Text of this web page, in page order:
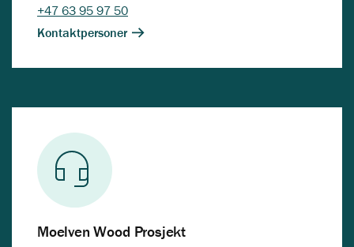
+47 63 95 97 50
Kontaktpersoner
Moelven Wood Prosjekt